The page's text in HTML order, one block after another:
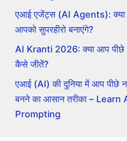
एआई एजेंट्स (AI Agents): क्या
आपको सुपरहीरो बनाएंगे?
AI Kranti 2026: क्या आप
कैसे जीतें?
एआई (AI) की दुनिया में आप पीछे
बनने का आसान तरीका –
Prompting